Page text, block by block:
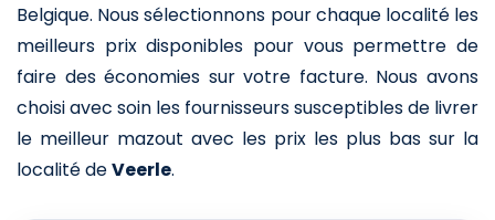
Belgique. Nous sélectionnons pour chaque localité les
meilleurs prix disponibles pour vous permettre de
faire des économies sur votre facture. Nous avons
choisi avec soin les fournisseurs susceptibles de livrer
le meilleur mazout avec les prix les plus bas sur la
localité deVeerle.